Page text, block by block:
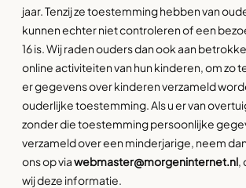
jaar. Tenzij ze toestemming hebben van
kunnen echter niet controleren of een
16 is. Wij raden ouders dan ook aan
online activiteiten van hun kinderen, om zo
er gegevens over kinderen verzameld
ouderlijke toestemming. Als u er van
zonder die toestemming persoonlijke
verzameld over een minderjarige, neem
ons op viawebmaster@morgeninternet.nl,
wij deze informatie.